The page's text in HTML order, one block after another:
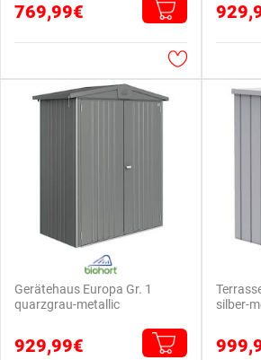
769,99€
Gerätehaus Europa Gr. 1
quarzgrau-metallic
929,99€
silber-